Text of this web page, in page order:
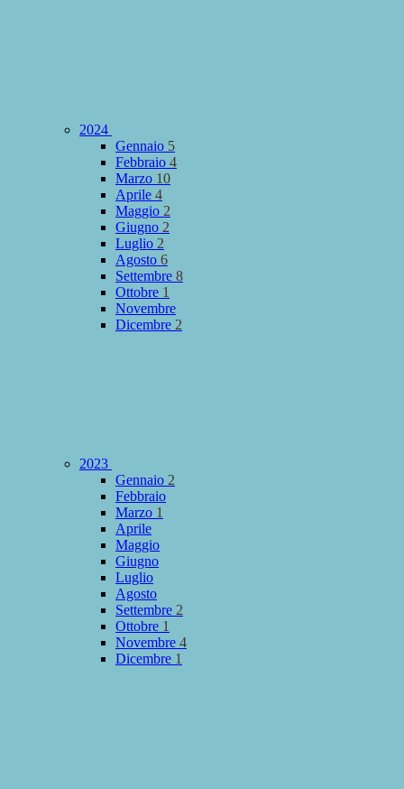
2024
Gennaio 5
Febbraio 4
Marzo 10
Aprile 4
Maggio 2
Giugno 2
Luglio 2
Agosto 6
Settembre 8
Ottobre 1
Novembre
Dicembre 2
2023
Gennaio 2
Febbraio
Marzo 1
Aprile
Maggio
Giugno
Luglio
Agosto
Settembre 2
Ottobre 1
Novembre 4
Dicembre 1